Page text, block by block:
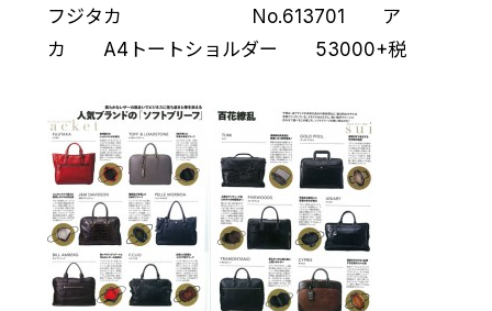
フジタカ No.613701 ア
カ A4トートショルダー 53000+税